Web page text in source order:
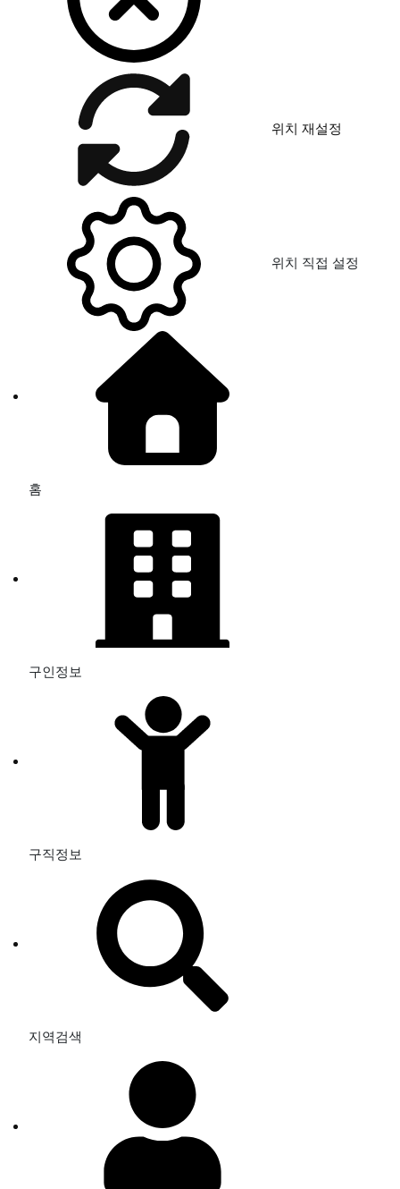
위치 재설정
위치 직접 설정
홈
구인정보
구직정보
지역검색